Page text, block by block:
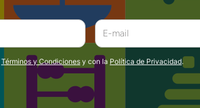
Términos y Condiciones y con la Política de Privacidad.